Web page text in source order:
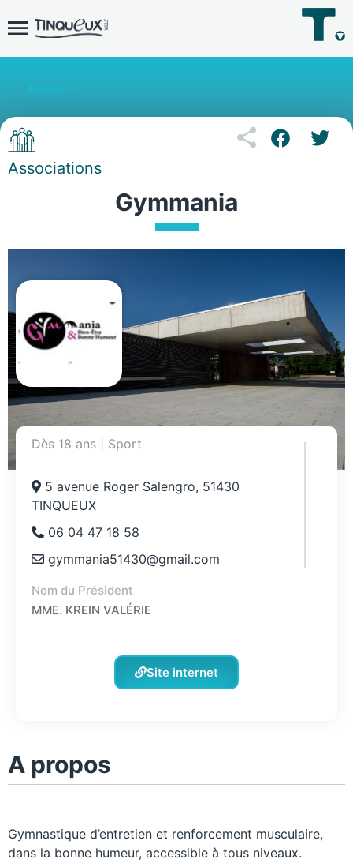
Associations
Gymmania
Dès 18 ans Sport
5 avenue Roger Salengro, 51430
TINQUEUX
06 04 47 18 58
gymmania51430@gmail.com
Nom du Président
MME. KREIN VALÉRIE
Site internet
A propos
Gymnastique d’entretien et renforcement musculaire,
dans la bonne humeur, accessible à tous niveaux.